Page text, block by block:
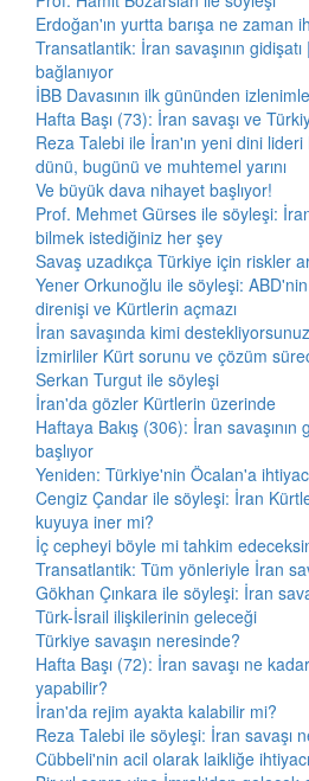
Erdoğan'ın yurtta barışa ne zaman
Transatlantik: İran savaşının
bağlanıyor
İBB Davasının ilk gününden
Hafta Başı (73): İran savaşı ve
Reza Talebi ile İran'ın yeni dini
dünü, bugünü ve muhtemel yarını
Ve büyük dava nihayet başlıyor!
Prof. Mehmet Gürses ile söyleşi:
bilmek istediğiniz her şey
Savaş uzadıkça Türkiye için riskler
Yener Orkunoğlu ile söyleşi:
direnişi ve Kürtlerin açmazı
İran savaşında kimi
İzmirliler Kürt sorunu ve çözüm
Serkan Turgut ile söyleşi
İran'da gözler Kürtlerin üzerinde
Haftaya Bakış (306): İran savaşının
başlıyor
Yeniden: Türkiye'nin Öcalan'a
Cengiz Çandar ile söyleşi: İran
kuyuya iner mi?
İç cepheyi böyle mi tahkim
Transatlantik: Tüm yönleriyle İran
Gökhan Çınkara ile söyleşi: İran
Türk-İsrail ilişkilerinin geleceği
Türkiye savaşın neresinde?
Hafta Başı (72): İran savaşı ne
yapabilir?
İran'da rejim ayakta kalabilir mi?
Reza Talebi ile söyleşi: İran savaşı
Cübbeli'nin acil olarak laikliğe